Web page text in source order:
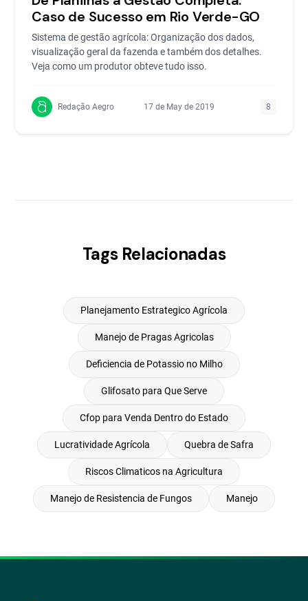
Caso de Sucesso em Rio Verde-GO
Sistema de gestão agrícola: Organização dos dados,
visualização geral da fazenda e também dos detalhes.
Veja como um produtor obteve tudo isso.
Redação Aegro 17 de May de 2019 8
Tags Relacionadas
Planejamento Estrategico Agrícola
Manejo de Pragas Agricolas
Deficiencia de Potassio no Milho
Glifosato para Que Serve
Cfop para Venda Dentro do Estado
Lucratividade Agrícola Quebra de Safra
Riscos Climaticos na Agricultura
Manejo de Resistencia de Fungos Manejo